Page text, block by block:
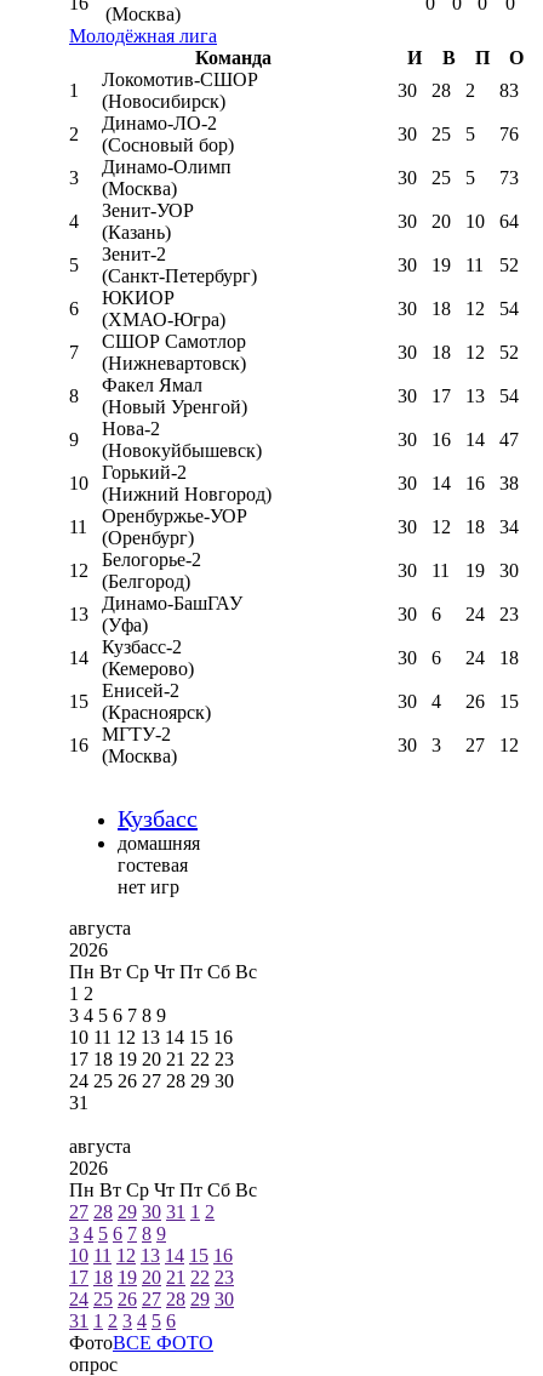
(Москва)
Молодёжная лига
Команда
И В П
О
1
Локомотив-CШОР
(Новосибирск)
30 28 2 83
2
Динамо-ЛО-2
(Сосновый бор)
30 25 5 76
3
Динамо-Олимп
(Москва)
30 25 5 73
4
Зенит-УОР
(Казань)
30 20 10 64
5
Зенит-2
(Санкт-Петербург)
30 19 11 52
6
ЮКИОР
(ХМАО-Югра)
30 18 12 54
7
СШОР Самотлор
(Нижневартовск)
30 18 12 52
8
Факел Ямал
(Новый Уренгой)
30 17 13 54
9
Нова-2
(Новокуйбышевск)
30 16 14 47
10
Горький-2
(Нижний Новгород)
30 14 16 38
11
Оренбуржье-УОР
(Оренбург)
30 12 18 34
12
Белогорье-2
(Белгород)
30 11 19 30
13
Динамо-БашГАУ
(Уфа)
30 6 24 23
14
Кузбасс-2
(Кемерово)
30 6 24 18
15
Енисей-2
(Красноярск)
30 4 26 15
16
МГТУ-2
(Москва)
30 3 27 12
Кузбасс
домашняя
гостевая
нет игр
августа
2026
Пн Вт Ср Чт Пт Сб Вс
1 2
3 4 5 6 7 8 9
10 11 12 13 14 15 16
17 18 19 20 21 22 23
24 25 26 27 28 29 30
31
августа
2026
Пн Вт Ср Чт Пт Сб Вс
27 28 29 30 31 1 2
3 4 5 6 7 8 9
10 11 12 13 14 15 16
17 18 19 20 21 22 23
24 25 26 27 28 29 30
31 1 2 3 4 5 6
ФотоВСЕ ФОТО
опрос